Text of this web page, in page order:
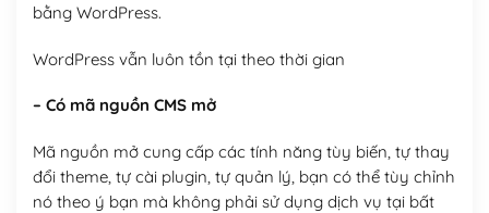
bằng WordPress.
WordPress vẫn luôn tồn tại theo thời gian
– Có mã nguồn CMS mở
Mã nguồn mở cung cấp các tính năng tùy biến, tự thay
đổi theme, tự cài plugin, tự quản lý, bạn có thể tùy chỉnh
nó theo ý bạn mà không phải sử dụng dịch vụ tại bất